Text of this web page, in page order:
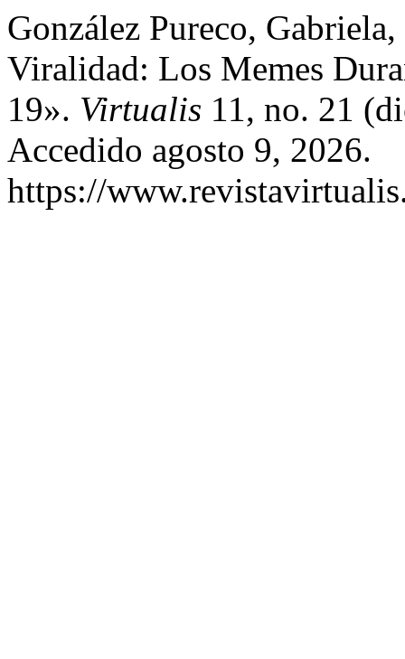
González Pureco,
Viralidad: Los Memes
19». Virtualis 11, no. 21
Accedido agosto 9, 2026.
https://